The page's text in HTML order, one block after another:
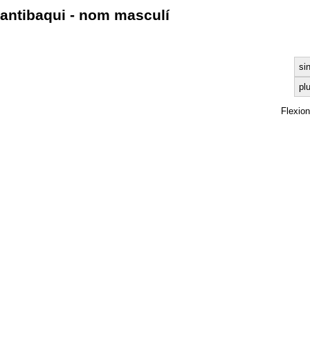
antibaqui - nom masculí